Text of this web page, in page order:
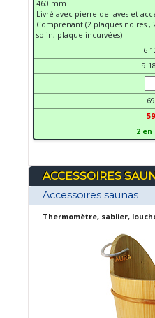
460 mm
Livré avec pierre de laves et
Comprenant (2 plaques noires
solin, plaque incurvées)
6
9
2
ACCESSOIRES
Accessoires saunas
Thermomètre, sablier,